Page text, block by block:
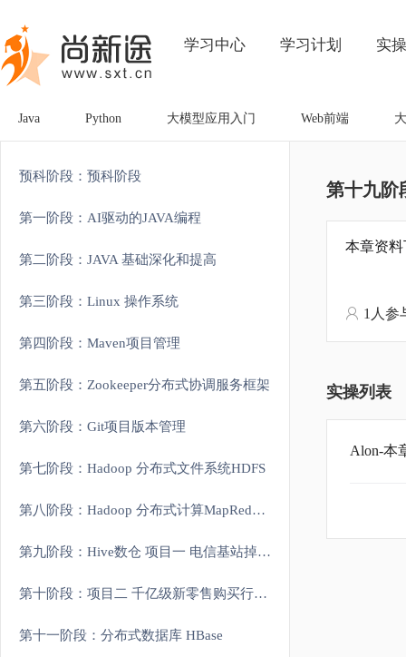
学习中心 学习计划 实操
Java Python 大模型应用入门 Web前端
预科阶段：预科阶段
第一阶段：AI驱动的JAVA编程
第二阶段：JAVA 基础深化和提高
第三阶段：Linux 操作系统
第四阶段：Maven项目管理
第五阶段：Zookeeper分布式协调服务框架
第六阶段：Git项目版本管理
第七阶段：Hadoop 分布式文件系统HDFS
第八阶段：Hadoop 分布式计算MapReduce和资源管理Yarn
第九阶段：Hive数仓 项目一 电信基站掉话率分析实战
第十阶段：项目二 千亿级新零售购买行为分析项目
第十一阶段：分布式数据库 HBase
第十九阶
本章资
1人参
实操列表
Alon-本